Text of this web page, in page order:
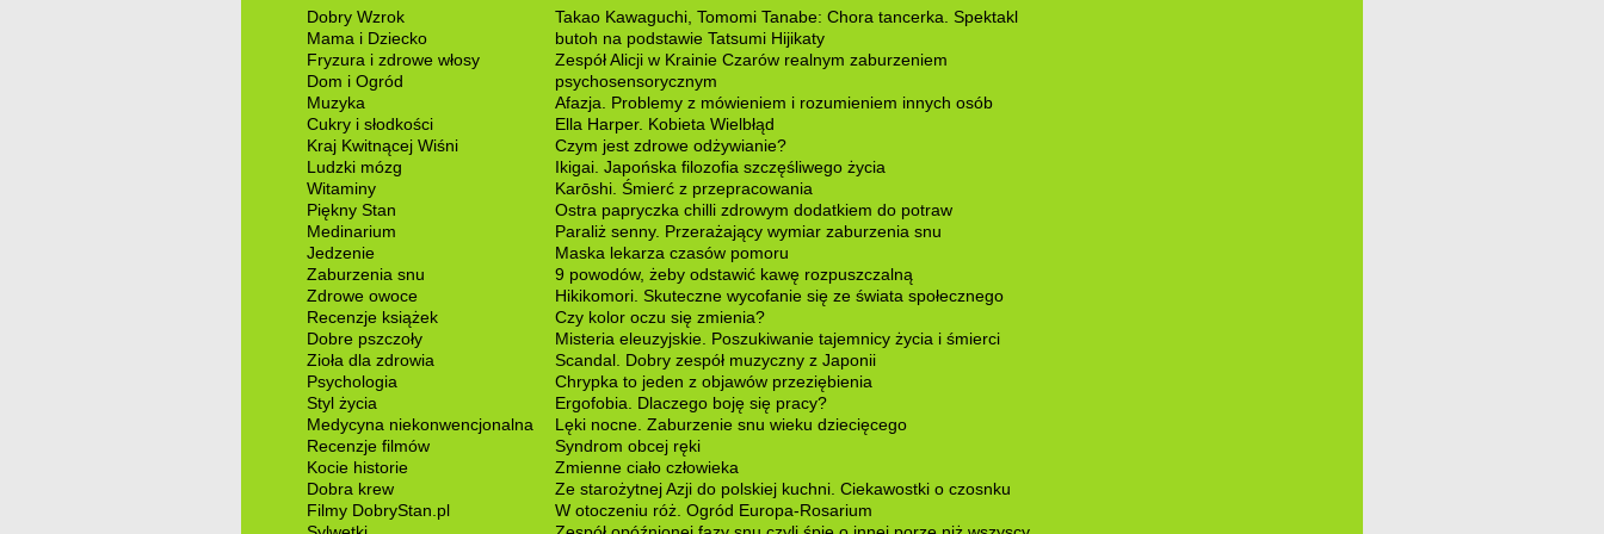
Dobry Wzrok
Mama i Dziecko
Fryzura i zdrowe włosy
Dom i Ogród
Muzyka
Cukry i słodkości
Kraj Kwitnącej Wiśni
Ludzki mózg
Witaminy
Piękny Stan
Medinarium
Jedzenie
Zaburzenia snu
Zdrowe owoce
Recenzje książek
Dobre pszczoły
Zioła dla zdrowia
Psychologia
Styl życia
Medycyna niekonwencjonalna
Recenzje filmów
Kocie historie
Dobra krew
Filmy DobryStan.pl
Takao Kawaguchi, Tomomi Tanabe: Chora tancerka. Spektakl
butoh na podstawie Tatsumi Hijikaty
Zespół Alicji w Krainie Czarów realnym zaburzeniem
psychosensorycznym
Afazja. Problemy z mówieniem i rozumieniem innych osób
Ella Harper. Kobieta Wielbłąd
Czym jest zdrowe odżywianie?
Ikigai. Japońska filozofia szczęśliwego życia
Karōshi. Śmierć z przepracowania
Ostra papryczka chilli zdrowym dodatkiem do potraw
Paraliż senny. Przerażający wymiar zaburzenia snu
Maska lekarza czasów pomoru
9 powodów, żeby odstawić kawę rozpuszczalną
Hikikomori. Skuteczne wycofanie się ze świata społecznego
Czy kolor oczu się zmienia?
Misteria eleuzyjskie. Poszukiwanie tajemnicy życia i śmierci
Scandal. Dobry zespół muzyczny z Japonii
Chrypka to jeden z objawów przeziębienia
Ergofobia. Dlaczego boję się pracy?
Lęki nocne. Zaburzenie snu wieku dziecięcego
Syndrom obcej ręki
Zmienne ciało człowieka
Ze starożytnej Azji do polskiej kuchni. Ciekawostki o czosnku
W otoczeniu róż. Ogród Europa-Rosarium